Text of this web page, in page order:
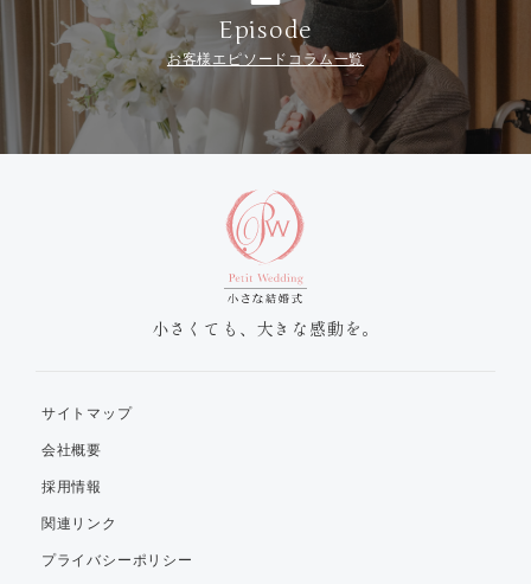
Episode
お客様エピソードコラム一覧
小さくても、大きな感動を。
サイトマップ
会社概要
採用情報
関連リンク
プライバシーポリシー